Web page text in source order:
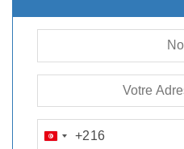
TUNISIA
+216